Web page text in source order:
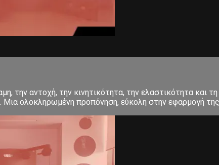
την αντοχή, την κινητικότητα, την ελαστικότητα και
ολοκληρωμένη προπόνηση, εύκολη στην εφαρμογή